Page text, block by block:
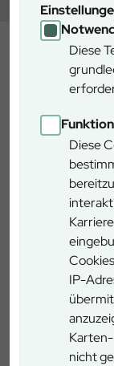
Diese
Diese
IP-
nicht
uralten
der
Mit seiner
kulinarischen
Ihren
wohltuende
Sie den
Würzburg und
sonnigen